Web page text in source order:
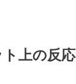
ト上の反